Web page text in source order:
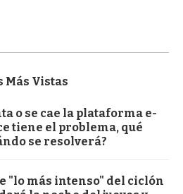
Más Vistas
o se cae la plataforma e-
tiene el problema, qué
se resolverá?
"lo más intenso" del ciclón